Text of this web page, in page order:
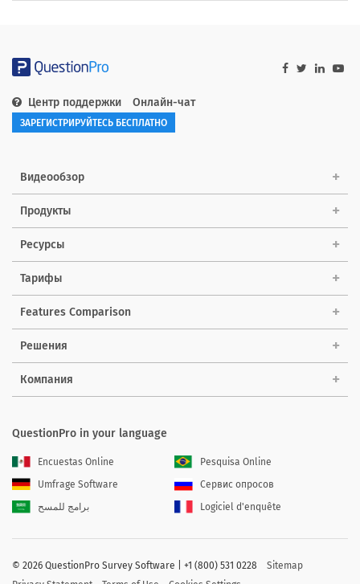
Центр поддержки Онлайн-чат
ЗАРЕГИСТРИРУЙТЕСЬ БЕСПЛАТНО
Видеообзор
Продукты
Ресурсы
Тарифы
Features Comparison
Решения
Компания
QuestionPro in your language
Encuestas Online
Pesquisa Online
Umfrage Software
Сервис опросов
برامج للمسح
Logiciel d'enquête
© 2026 QuestionPro Survey Software | +1 (800) 531 0228
Sitemap